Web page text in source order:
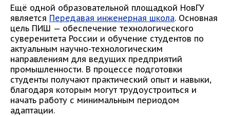
Ещё одной образовательной площадкой НовГУ
является Передавая инженерная школа. Основная
цель ПИШ — обеспечение технологического
суверенитета России и обучение студентов по
актуальным научно-технологическим
направлениям для ведущих предприятий
промышленности. В процессе подготовки
студенты получают практический опыт и навыки,
благодаря которым могут трудоустроиться и
начать работу с минимальным периодом
адаптации.